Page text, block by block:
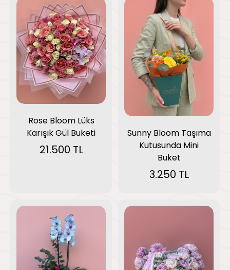
Rose Bloom Lüks
Karışık Gül Buketi
21.500 TL
Sunny Bloom Taşıma
Kutusunda Mini
Buket
3.250 TL